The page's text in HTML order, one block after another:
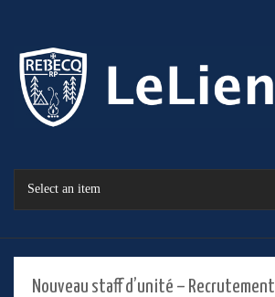
Nouveau staff d’unité – Recrutement